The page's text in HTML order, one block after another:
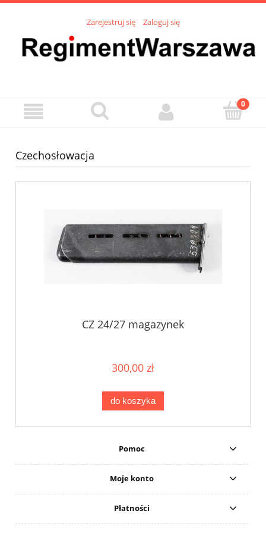
Zarejestruj się Zaloguj się
Czechosłowacja
CZ 24/27 magazynek
300,00 zł
do koszyka
Pomoc
Moje konto
Płatności